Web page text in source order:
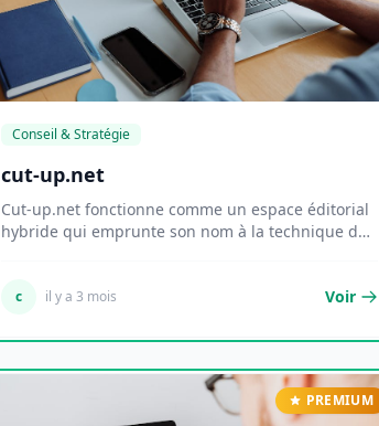
Conseil & Stratégie
cut-up.net
Cut-up.net fonctionne comme un espace éditorial
hybride qui emprunte son nom à la technique du
c il y a 3 mois Voir
PREMIUM